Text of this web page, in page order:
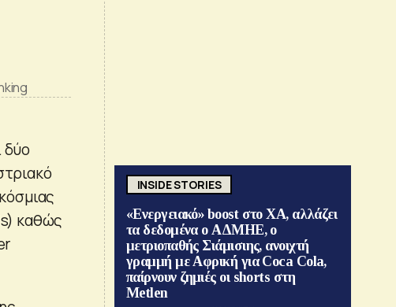
δύο
καθώς
INSIDE STORIES
«Ενεργειακό» boost στο ΧΑ, αλλάζει
τα δεδομένα ο ΑΔΜΗΕ, ο
μετριοπαθής Σιάμισιης, ανοιχτή
γραμμή με Αφρική για Coca Cola,
παίρνουν ζημιές οι shorts στη
Metlen